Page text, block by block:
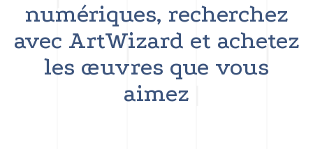
numériques, recherchez
avec ArtWizard et achetez
les œuvres que vous
aimez